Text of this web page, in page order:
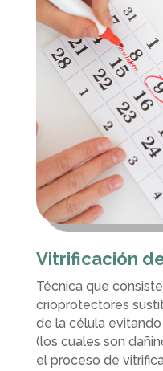
Vitrificación
Técnica que
crioprotectores
de la célula
(los cuales son
el proceso de